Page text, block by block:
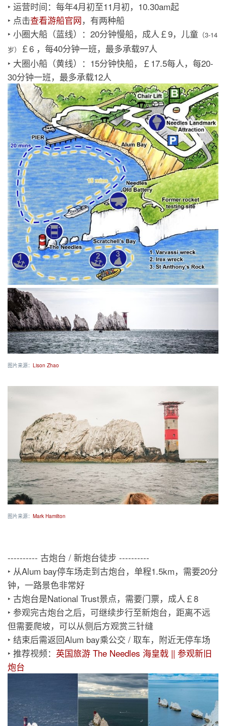
‣ 运营时间：每年4月初至11月初，10.30am起
‣ 点击查看游船官网，有两种船
‣ 小圈大船（蓝线）：20分钟慢船，成人￡9，儿童 （3-14
岁）
￡6 ，每40分钟一班，最多承载97人
‣ 大圈小船（黄线）：15分钟快船，￡17.5每人，每20-
30分钟一班，最多承载12人
图片来源： Lison Zhao
图片来源： Mark Hamilton
---------- 古炮台 / 新炮台徒步 ----------
‣ 从Alum bay停车场走到古炮台，单程1.5km，需要20分
钟，一路景色非常好
‣ 古炮台是National Trust景点，需要门票，成人￡8
‣ 参观完古炮台之后，可继续步行至新炮台，距离不远
但需要爬坡，可以从侧后方观赏三针缝
‣ 结束后需返回Alum bay乘公交 / 取车，附近无停车场
‣ 推荐视频： 英国旅游 The Needles 海皇戟 || 参观新旧
炮台